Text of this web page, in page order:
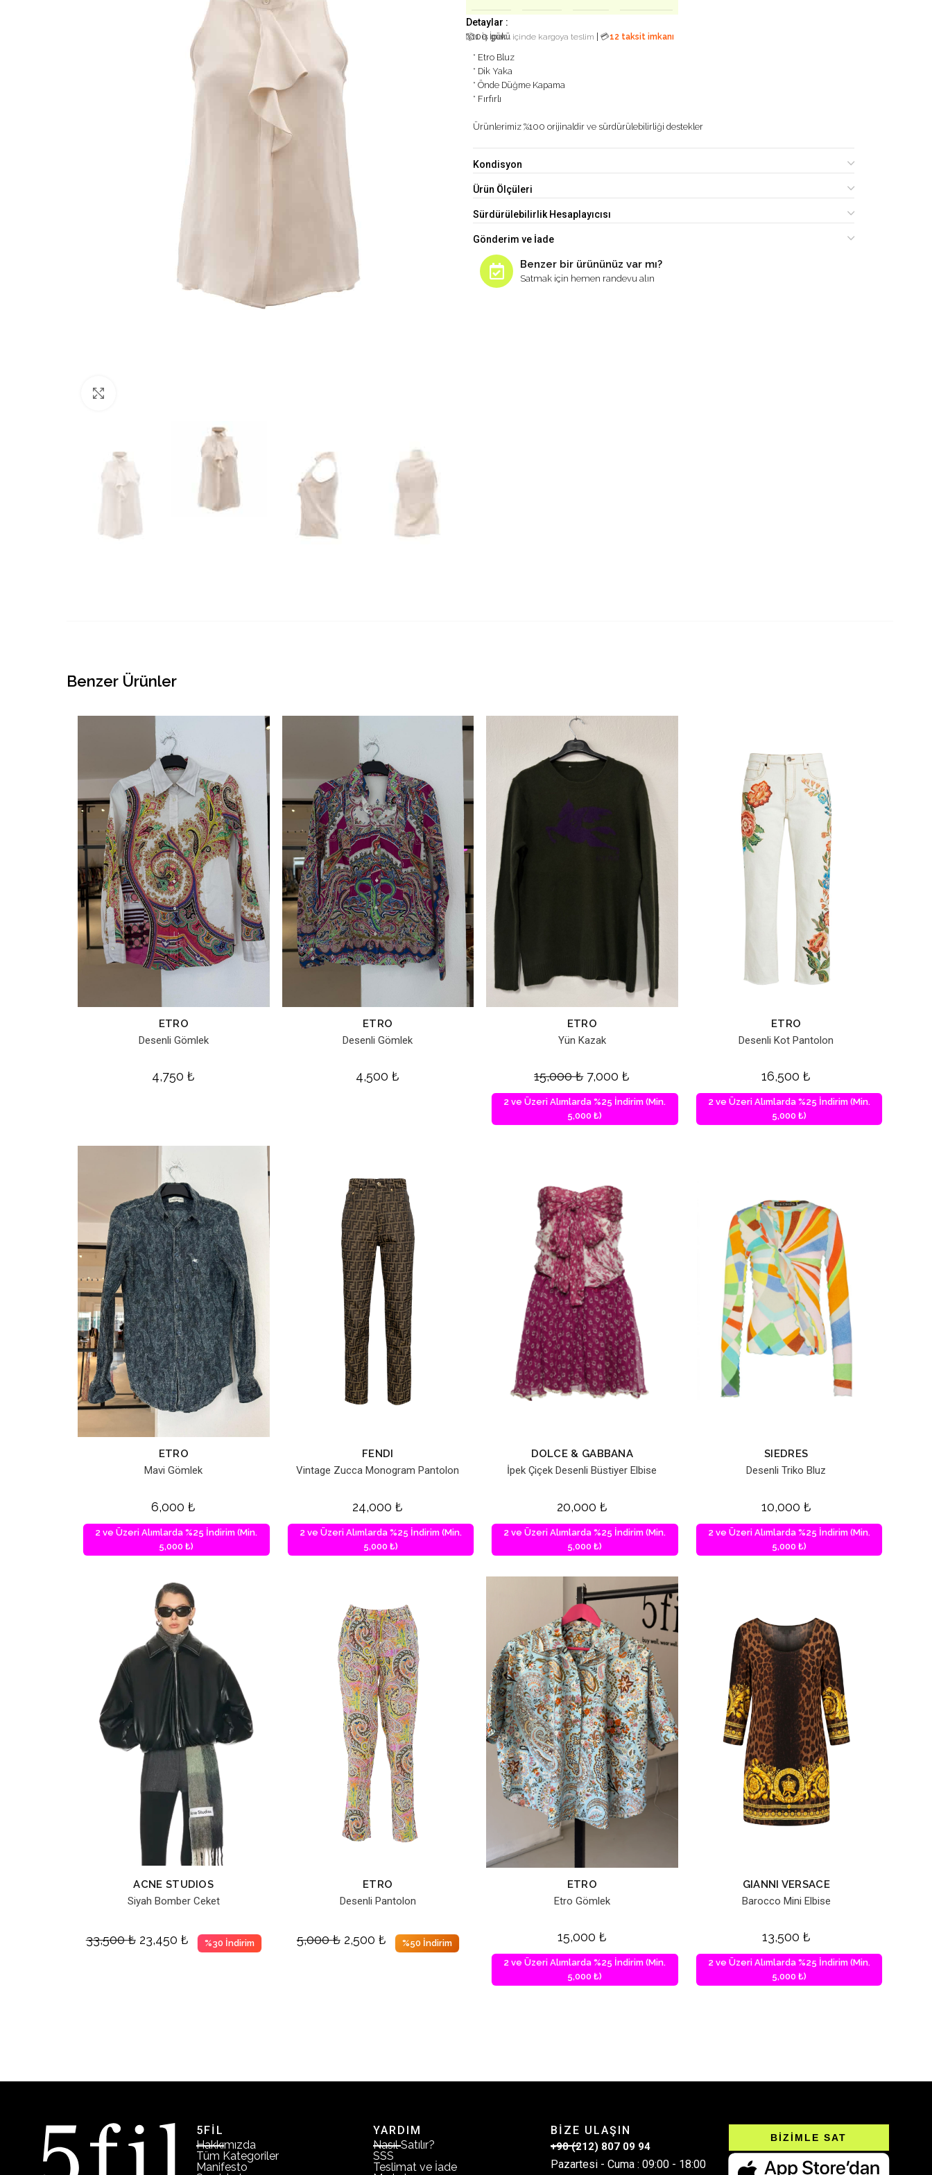
Detaylar :
%100 İpek
📦1 iş günü içinde kargoya teslim 💳12 taksit imkanı
* Etro Bluz
* Dik Yaka
* Önde Düğme Kapama
* Fırfırlı
Ürünlerimiz %100 orijinaldir ve sürdürülebilirliği destekler
Kondisyon
Ürün Ölçüleri
Sürdürülebilirlik Hesaplayıcısı
Gönderim ve İade
Benzer bir ürününüz var mı?
Satmak için hemen randevu alın
Benzer Ürünler
ETRO
Desenli Gömlek
4,750₺
ETRO
Desenli Gömlek
4,500₺
ETRO
Yün Kazak
15,000₺ 7,000₺
2 ve Üzeri Alımlarda %25 İndirim (Min.
5,000 ₺)
ETRO
Desenli Kot Pantolon
16,500₺
2 ve Üzeri Alımlarda %25 İndirim (Min.
5,000 ₺)
ETRO
Mavi Gömlek
6,000₺
2 ve Üzeri Alımlarda %25 İndirim (Min.
5,000 ₺)
FENDI
Vintage Zucca Monogram Pantolon
24,000₺
2 ve Üzeri Alımlarda %25 İndirim (Min.
5,000 ₺)
DOLCE & GABBANA
İpek Çiçek Desenli Büstiyer Elbise
20,000 ₺
2 ve Üzeri Alımlarda %25 İndirim (Min.
5,000 ₺)
SIEDRES
Desenli Triko Bluz
10,000 ₺
2 ve Üzeri Alımlarda %25 İndirim (Min.
5,000 ₺)
ACNE STUDIOS
Siyah Bomber Ceket
33,500₺ 23,450 ₺ %30 İndirim
ETRO
Desenli Pantolon
5,000₺ 2,500 ₺ %50 İndirim
ETRO
Etro Gömlek
15,000 ₺
2 ve Üzeri Alımlarda %25 İndirim (Min.
5,000 ₺)
GIANNI VERSACE
Barocco Mini Elbise
13,500 ₺
2 ve Üzeri Alımlarda %25 İndirim (Min.
5,000 ₺)
5FİL
Hakkımızda
Tüm Kategoriler
Manifesto
YARDIM
Nasıl Satılır?
SSS
Teslimat ve İade
BİZE ULAŞIN
+90 (212) 807 09 94
Pazartesi - Cuma : 09:00 - 18:00
BİZİMLE SAT